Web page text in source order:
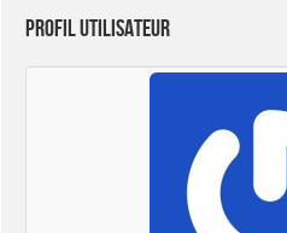
Profil utilisateur